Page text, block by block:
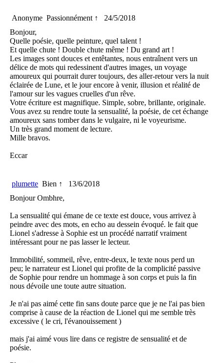
Anonyme Passionnément ↑
24/5/2018
Bonjour,
Quelle poésie, quelle peinture, quel talent !
Et quelle chute ! Double chute même ! Du grand art !
Les images sont douces et entêtantes, nous entraînent vers un
délice de mots qui redessinent d'autres images, un voyage
amoureux qui pourrait durer toujours, des aller-retour vers la nuit
éclairée de Lune, et le jour encore à venir, illusion et réalité de
l'amour sur les vagues cruelles d'un rêve.
Votre écriture est magnifique. Simple, sobre, brillante, originale.
Vous avez su rendre toute la sensualité, la poésie, de cet échange
amoureux sans tomber dans le vulgaire, ni le voyeurisme.
Un très grand moment de lecture.
Mille bravos.
Eccar
plumette Bien ↑
13/6/2018
Bonjour Ombhre,
La sensualité qui émane de ce texte est douce, vous arrivez à
peindre avec des mots, en echo au dessein évoqué. le fait que
Lionel s'adresse à Sophie est un procédé narratif vraiment
intéressant pour ne pas lasser le lecteur.
Immobilité, sommeil, rêve, entre-deux, le texte nous perd un
peu; le narrateur est Lionel qui profite de la complicité passive
de Sophie pour rendre un hommage à son corps et puis la fin
nous dévoile une toute autre situation.
Je n'ai pas aimé cette fin sans doute parce que je ne l'ai pas bien
comprise à cause de la réaction de Lionel qui me semble très
excessive ( le cri, l'évanouissement )
mais j'ai aimé vous lire dans ce registre de sensualité et de
poésie.